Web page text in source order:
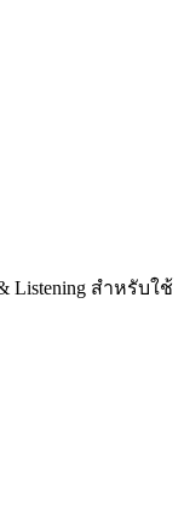
Listening สำหรับใช้